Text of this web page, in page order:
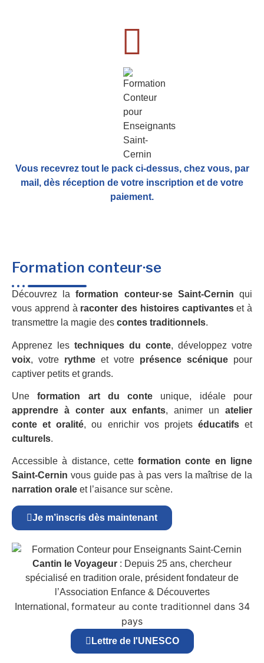
Vous recevrez tout le pack ci-dessus, chez vous, par
mail, dès réception de votre inscription et de votre
paiement.
Formation conteur·se
Découvrez laformation conteur·se Saint-Cernin qui
vous apprend à raconter des histoires captivanteset à
transmettre la magie des contes traditionnels.
Apprenez les techniques du conte, développez votre
voix, votre rythme et votre présence scénique pour
captiver petits et grands.
Uneformation art du conte unique, idéale pour
apprendre à conter aux enfants, animer unatelier
conte et oralité, ou enrichir vos projets éducatifset
culturels.
Accessible à distance, cetteformation conte en ligne
Saint-Cernin vous guide pas à pas vers la maîtrise de la
narration orale et l’aisance sur scène.
Je m’inscris dès maintenant
Cantin le Voyageur : Depuis 25 ans, chercheur
spécialisé en tradition orale, président fondateur de
l’Association Enfance & Découvertes
International, formateur au conte traditionnel dans 34
pays
Lettre de l'UNESCO